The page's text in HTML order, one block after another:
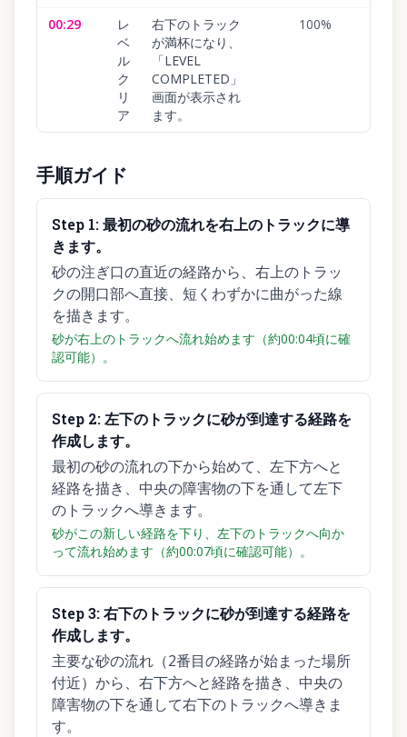
00:29
レ
ベ
ル
ク
リ
ア
右下のトラック
が満杯になり、
「LEVEL
COMPLETED」
画面が表示され
ます。
100%
手順ガイド
Step 1:最初の砂の流れを右上のトラックに導
きます。
砂の注ぎ口の直近の経路から、右上のトラッ
クの開口部へ直接、短くわずかに曲がった線
を描きます。
砂が右上のトラックへ流れ始めます（約00:04頃に確
認可能）。
Step 2:左下のトラックに砂が到達する経路を
作成します。
最初の砂の流れの下から始めて、左下方へと
経路を描き、中央の障害物の下を通して左下
のトラックへ導きます。
砂がこの新しい経路を下り、左下のトラックへ向か
って流れ始めます（約00:07頃に確認可能）。
Step3:右下のトラックに砂が到達する経路を
作成します。
主要な砂の流れ（2番目の経路が始まった場所
付近）から、右下方へと経路を描き、中央の
障害物の下を通して右下のトラックへ導きま
す。